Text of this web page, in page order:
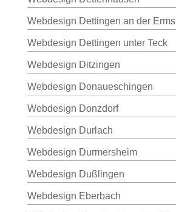
Webdesign Dettingen an der Erms
Webdesign Dettingen unter Teck
Webdesign Ditzingen
Webdesign Donaueschingen
Webdesign Donzdorf
Webdesign Durlach
Webdesign Durmersheim
Webdesign Dußlingen
Webdesign Eberbach